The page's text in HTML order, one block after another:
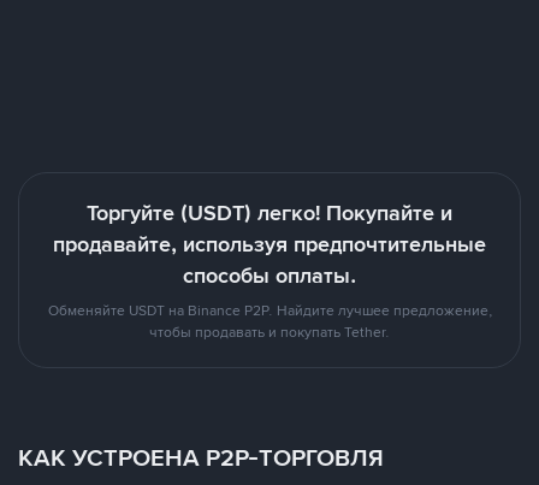
Торгуйте (USDT) легко! Покупайте и
продавайте, используя предпочтительные
способы оплаты.
Обменяйте USDT на Binance P2P. Найдите лучшее предложение,
чтобы продавать и покупать Tether.
КАК УСТРОЕНА P2P-ТОРГОВЛЯ